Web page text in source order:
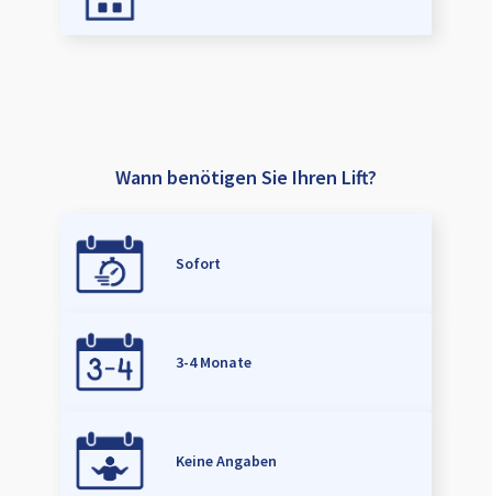
Wann benötigen Sie Ihren Lift?
Sofort
3-4 Monate
Keine Angaben